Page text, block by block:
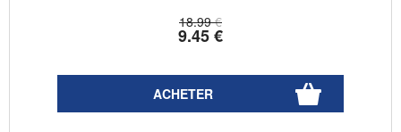
18.99 €
9.45€